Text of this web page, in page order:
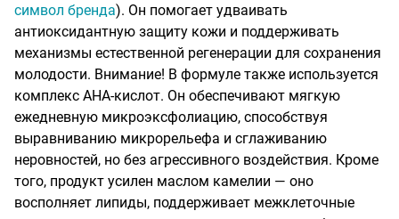
символ бренда). Он помогает удваивать
антиоксидантную защиту кожи и поддерживать
механизмы естественной регенерации для сохранения
молодости. Внимание! В формуле также используется
комплекс AHA-кислот. Он обеспечивают мягкую
ежедневную микроэксфолиацию, способствуя
выравниванию микрорельефа и сглаживанию
неровностей, но без агрессивного воздействия. Кроме
того, продукт усилен маслом камелии — оно
восполняет липиды, поддерживает межклеточные